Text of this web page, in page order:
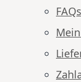
FAQs